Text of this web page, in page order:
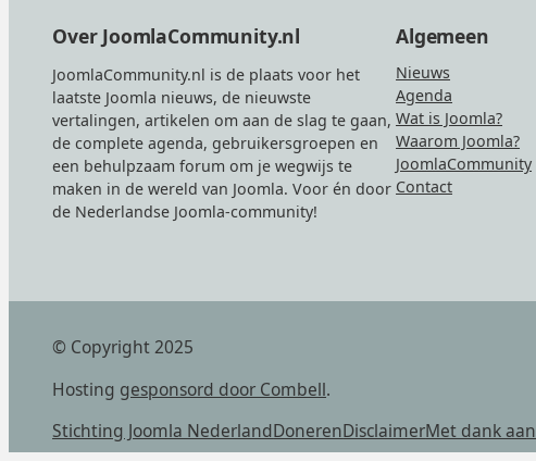
Over JoomlaCommunity.nl
JoomlaCommunity.nl is de plaats voor het
laatste Joomla nieuws, de nieuwste
vertalingen, artikelen om aan de slag te gaan,
de complete agenda, gebruikersgroepen en
een behulpzaam forum om je wegwijs te
maken in de wereld van Joomla. Voor én door
de Nederlandse Joomla-community!
Algemeen
Nieuws
Agenda
Wat is Joomla?
Waarom Joomla?
JoomlaCommunity
Contact
© Copyright 2025
Hosting gesponsord door Combell.
Stichting Joomla NederlandDonerenDisclaimerMet dank aan